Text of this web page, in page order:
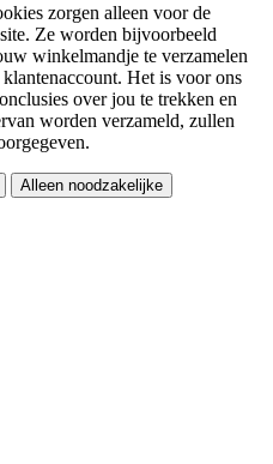
zorgen alleen voor de
Ze worden bijvoorbeeld
winkelmandje te verzamelen
Het is voor ons
over jou te trekken en
worden verzameld, zullen
Alleen noodzakelijke